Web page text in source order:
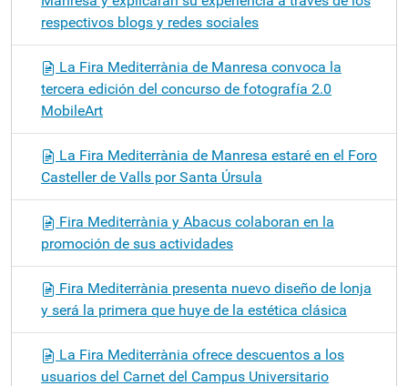
respectivos blogs y redes sociales
La Fira Mediterrània de Manresa convoca la
tercera edición del concurso de fotografía 2.0
MobileArt
La Fira Mediterrània de Manresa estaré en el Foro
Casteller de Valls por Santa Úrsula
Fira Mediterrània y Abacus colaboran en la
promoción de sus actividades
Fira Mediterrània presenta nuevo diseño de lonja
y será la primera que huye de la estética clásica
La Fira Mediterrània ofrece descuentos a los
usuarios del Carnet del Campus Universitario